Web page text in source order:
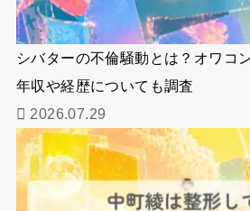
シバターの不倫騒動とは？オワコ
年収や経歴についても調査
2026.07.29